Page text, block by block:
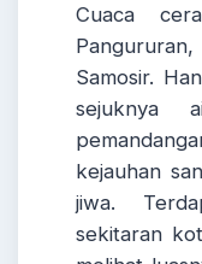
Cuaca
Samosir.
sejuknya
kejauhan
jiwa.
sekitaran